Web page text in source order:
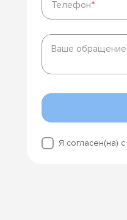
Телефон*
Ваше
обращение
Ваше обращение
Я согласен(на) с